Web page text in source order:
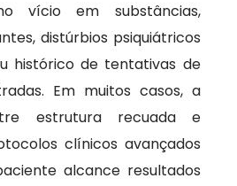
vício em substâncias,
distúrbios psiquiátricos
histórico de tentativas de
Em muitos casos, a
estrutura recuada e
clínicos avançados
alcance resultados